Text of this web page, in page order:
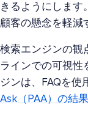
きるようにします
顧客の懸念を軽減
検索エンジンの観
ラインでの可視性
ジンは、FAQを使
Ask（PAA）の結果